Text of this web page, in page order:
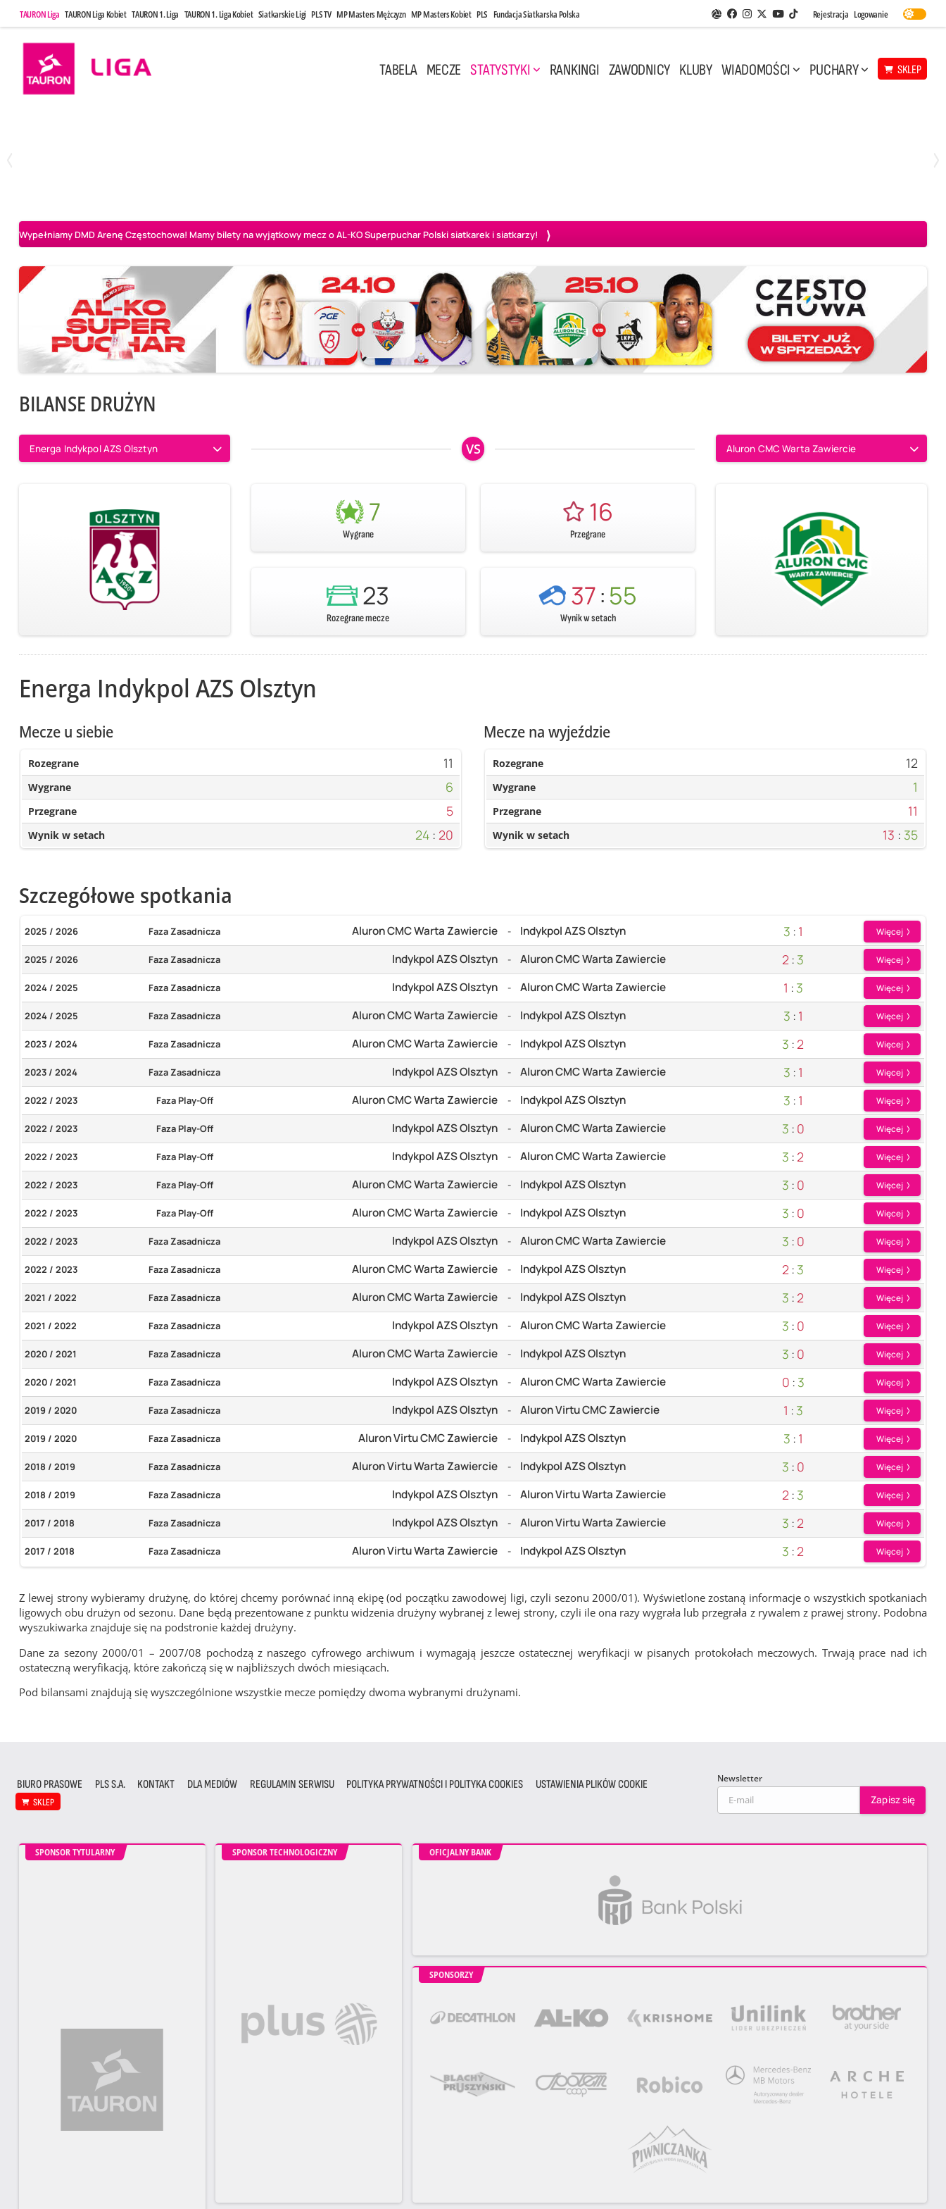
TAURON Liga TAURON Liga Kobiet TAURON 1. Liga TAURON 1. Liga Kobiet Siatkarskie Ligi PLS TV MP Masters Mężczyzn MP Masters Kobiet PLS Fundacja Siatkarska Polska Aplikacja Siatkarskie Ligi
Facebook
Instagram
Twitter
Youtube
TikTok
Rejestracja Logowanie
TABELA MECZE STATYSTYKI RANKINGI ZAWODNICY KLUBY WIADOMOŚCI PUCHARY SKLEP
Wypełniamy DMD Arenę Częstochowa! Mamy bilety na wyjątkowy mecz o AL-KO Superpuchar Polski siatkarek i siatkarzy!
BILANSE DRUŻYN
Energa Indykpol AZS Olsztyn VS Aluron CMC Warta Zawiercie
7
Wygrane
16
Przegrane
23
Rozegrane mecze
37:55
Wynik w setach
Energa Indykpol AZS Olsztyn
Mecze u siebie
Rozegrane 11
Wygrane 6
Przegrane 5
Wynik w setach 24 : 20
Mecze na wyjeździe
Rozegrane 12
Wygrane 1
Przegrane 11
Wynik w setach 13 : 35
Szczegółowe spotkania
2025 / 2026 Faza Zasadnicza Aluron CMC Warta Zawiercie - Indykpol AZS Olsztyn 3 : 1 Więcej
2025 / 2026 Faza Zasadnicza Indykpol AZS Olsztyn - Aluron CMC Warta Zawiercie 2 : 3 Więcej
2024 / 2025 Faza Zasadnicza Indykpol AZS Olsztyn - Aluron CMC Warta Zawiercie 1 : 3 Więcej
2024 / 2025 Faza Zasadnicza Aluron CMC Warta Zawiercie - Indykpol AZS Olsztyn 3 : 1 Więcej
2023 / 2024 Faza Zasadnicza Aluron CMC Warta Zawiercie - Indykpol AZS Olsztyn 3 : 2 Więcej
2023 / 2024 Faza Zasadnicza Indykpol AZS Olsztyn - Aluron CMC Warta Zawiercie 3 : 1 Więcej
2022 / 2023 Faza Play-Off Aluron CMC Warta Zawiercie - Indykpol AZS Olsztyn 3 : 1 Więcej
2022 / 2023 Faza Play-Off Indykpol AZS Olsztyn - Aluron CMC Warta Zawiercie 3 : 0 Więcej
2022 / 2023 Faza Play-Off Indykpol AZS Olsztyn - Aluron CMC Warta Zawiercie 3 : 2 Więcej
2022 / 2023 Faza Play-Off Aluron CMC Warta Zawiercie - Indykpol AZS Olsztyn 3 : 0 Więcej
2022 / 2023 Faza Play-Off Aluron CMC Warta Zawiercie - Indykpol AZS Olsztyn 3 : 0 Więcej
2022 / 2023 Faza Zasadnicza Indykpol AZS Olsztyn - Aluron CMC Warta Zawiercie 3 : 0 Więcej
2022 / 2023 Faza Zasadnicza Aluron CMC Warta Zawiercie - Indykpol AZS Olsztyn 2 : 3 Więcej
2021 / 2022 Faza Zasadnicza Aluron CMC Warta Zawiercie - Indykpol AZS Olsztyn 3 : 2 Więcej
2021 / 2022 Faza Zasadnicza Indykpol AZS Olsztyn - Aluron CMC Warta Zawiercie 3 : 0 Więcej
2020 / 2021 Faza Zasadnicza Aluron CMC Warta Zawiercie - Indykpol AZS Olsztyn 3 : 0 Więcej
2020 / 2021 Faza Zasadnicza Indykpol AZS Olsztyn - Aluron CMC Warta Zawiercie 0 : 3 Więcej
2019 / 2020 Faza Zasadnicza Indykpol AZS Olsztyn - Aluron Virtu CMC Zawiercie 1 : 3 Więcej
2019 / 2020 Faza Zasadnicza Aluron Virtu CMC Zawiercie - Indykpol AZS Olsztyn 3 : 1 Więcej
2018 / 2019 Faza Zasadnicza Aluron Virtu Warta Zawiercie - Indykpol AZS Olsztyn 3 : 0 Więcej
2018 / 2019 Faza Zasadnicza Indykpol AZS Olsztyn - Aluron Virtu Warta Zawiercie 2 : 3 Więcej
2017 / 2018 Faza Zasadnicza Indykpol AZS Olsztyn - Aluron Virtu Warta Zawiercie 3 : 2 Więcej
2017 / 2018 Faza Zasadnicza Aluron Virtu Warta Zawiercie - Indykpol AZS Olsztyn 3 : 2 Więcej
Z lewej strony wybieramy drużynę, do której chcemy porównać inną ekipę (od początku zawodowej ligi, czyli sezonu 2000/01). Wyświetlone zostaną informacje o wszystkich spotkaniach
ligowych obu drużyn od sezonu. Dane będą prezentowane z punktu widzenia drużyny wybranej z lewej strony, czyli ile ona razy wygrała lub przegrała z rywalem z prawej strony. Podobna
wyszukiwarka znajduje się na podstronie każdej drużyny.
Dane za sezony 2000/01 – 2007/08 pochodzą z naszego cyfrowego archiwum i wymagają jeszcze ostatecznej weryfikacji w pisanych protokołach meczowych. Trwają prace nad ich
ostateczną weryfikacją, które zakończą się w najbliższych dwóch miesiącach.
Pod bilansami znajdują się wyszczególnione wszystkie mecze pomiędzy dwoma wybranymi drużynami.
BIURO PRASOWE PLS S.A. KONTAKT DLA MEDIÓW REGULAMIN SERWISU POLITYKA PRYWATNOŚCI I POLITYKA COOKIES USTAWIENIA PLIKÓW COOKIE
SKLEP
Newsletter
SPONSOR TYTULARNY SPONSOR TECHNOLOGICZNY OFICJALNY BANK
SPONSORZY